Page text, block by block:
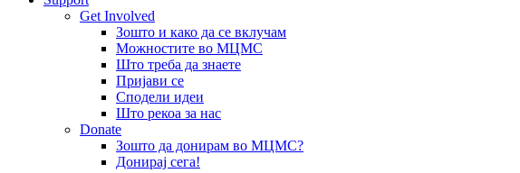
Get Involved
Зошто и како да се вклучам
Можностите во МЦМС
Што треба да знаете
Пријави се
Сподели идеи
Што рекоа за нас
Donate
Зошто да донирам во МЦМС?
Донирај сега!